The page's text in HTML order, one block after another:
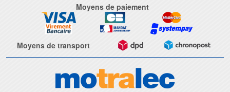
Moyens de paiement
Moyens de transport